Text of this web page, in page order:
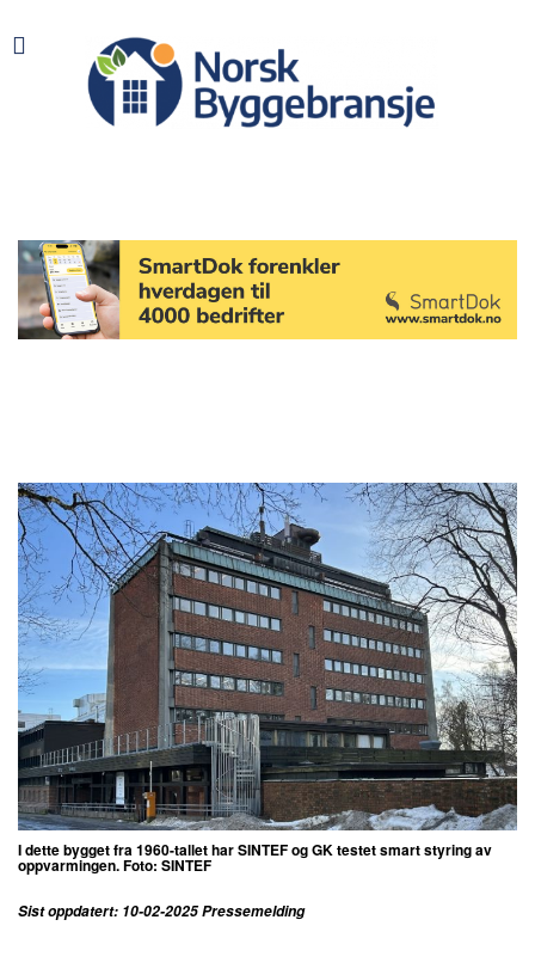
I dette bygget fra 1960-tallet har SINTEF og GK testet smart styring av
oppvarmingen. Foto: SINTEF
Sist oppdatert: 10-02-2025 Pressemelding